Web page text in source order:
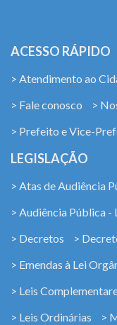
ACESSO RÁPIDO
> Atendimento ao
> Fale conosco
>
> Prefeito e Vice-
LEGISLAÇÃO
> Atas de Audiência
> Audiência Pública -
> Decretos
>
> Emendas à Lei
> Leis
> Leis Ordinárias
>